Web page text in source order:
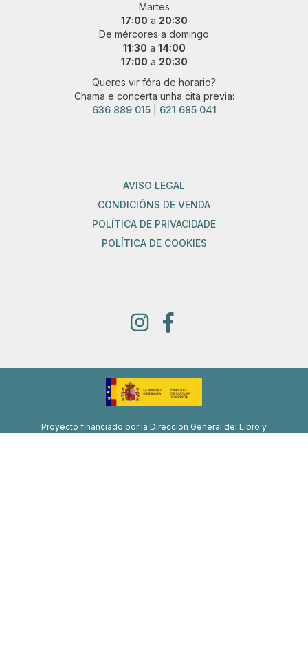
Martes
17:00 a 20:30
De mércores a domingo
11:30 a 14:00
17:00 a 20:30
Queres vir fóra de horario?
Chama e concerta unha cita previa:
636 889 015| 621 685 041
AVISO LEGAL
CONDICIÓNS DE VENDA
POLÍTICA DE PRIVACIDADE
POLÍTICA DE COOKIES
Proyecto financiado por la Dirección General del Libro y